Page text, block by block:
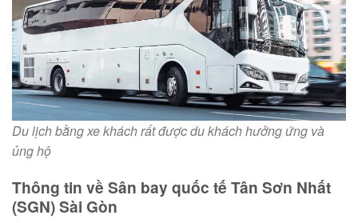
Du lịch bằng xe khách rất được du khách hưởng ứng và
ủng hộ
Thông tin về Sân bay quốc tế Tân Sơn Nhất
(SGN) Sài Gòn